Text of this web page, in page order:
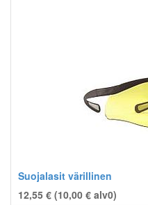
Suojalasit värillinen
12,55 € (10,00 € alv0)